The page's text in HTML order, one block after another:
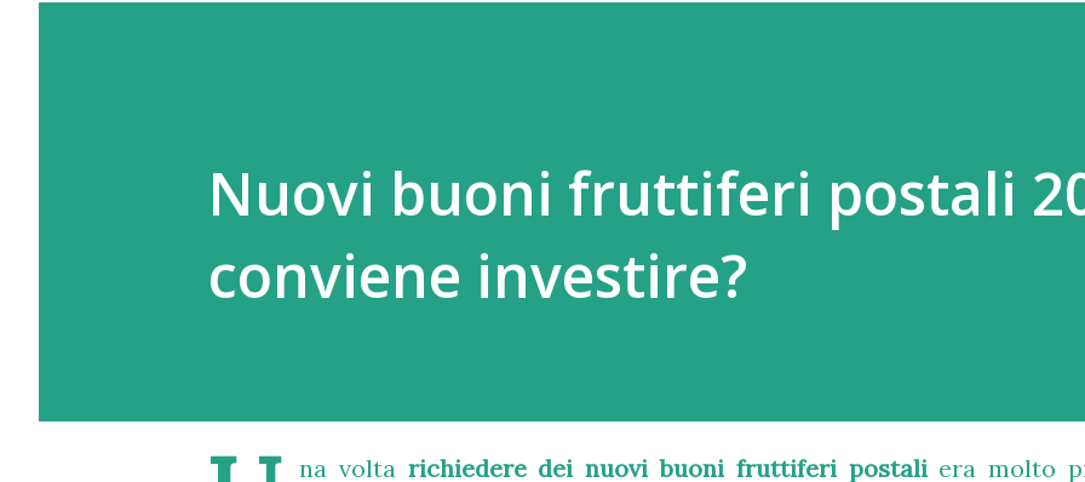
Nuovi buoni fruttiferi postali
conviene investire?
na volta richiedere dei nuovi buoni fruttiferi postaliera molto